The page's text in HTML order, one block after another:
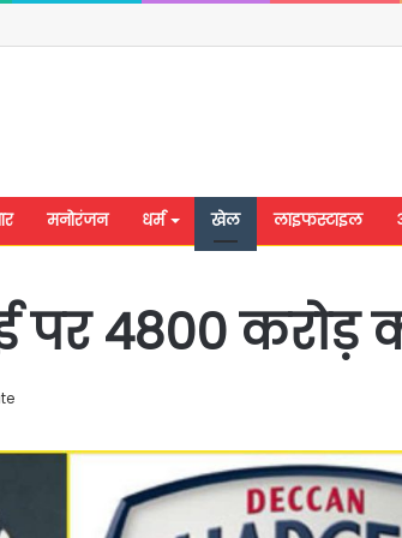
मनोरंजन धर्म खेल लाइफस्टाइल
4800 करोड़
यूपी